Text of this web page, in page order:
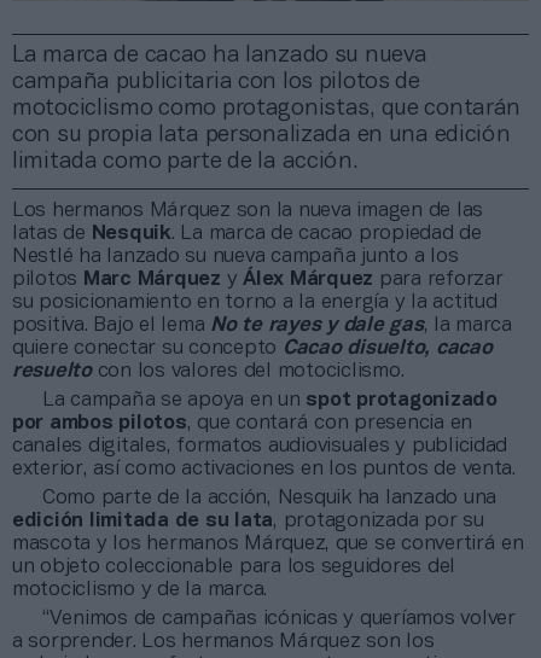
La marca de cacao ha lanzado su nueva
campaña publicitaria con los pilotos de
motociclismo como protagonistas, que contarán
con su propia lata personalizada en una edición
limitada como parte de la acción.
Los hermanos Márquez son la nueva imagen de las
latas de Nesquik. La marca de cacao propiedad de
Nestlé ha lanzado su nueva campaña junto a los
pilotos Marc Márquez yÁlex Márquez para reforzar
su posicionamiento en torno a la energía y la actitud
positiva. Bajo el lema No te rayes y dale gas, la marca
quiere conectar su concepto Cacao disuelto, cacao
resueltocon los valores del motociclismo.
La campaña se apoya en un spot protagonizado
por ambos pilotos, que contará con presencia en
canales digitales, formatos audiovisuales y publicidad
exterior, así como activaciones en los puntos de venta.
Como parte de la acción, Nesquik ha lanzado una
edición limitada de su lata, protagonizada por su
mascota y los hermanos Márquez, que se convertirá en
un objeto coleccionable para los seguidores del
motociclismo y de la marca.
“Venimos de campañas icónicas y queríamos volver
a sorprender. Los hermanos Márquez son los